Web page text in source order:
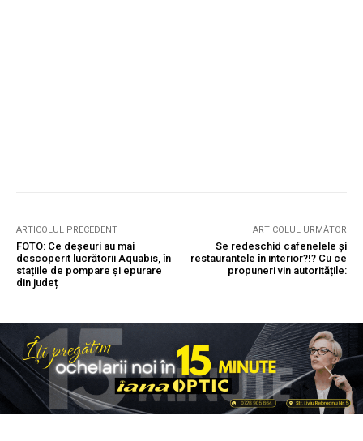
ARTICOLUL PRECEDENT
FOTO: Ce deșeuri au mai
descoperit lucrătorii Aquabis, în
stațiile de pompare și epurare
din județ
ARTICOLUL URMĂTOR
Se redeschid cafenelele și
restaurantele în interior?!? Cu ce
propuneri vin autoritățile: